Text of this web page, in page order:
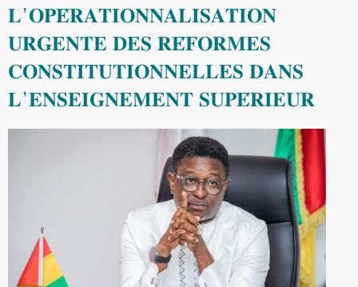
𝐋’𝐎𝐏𝐄́𝐑𝐀𝐓𝐈𝐎𝐍𝐍𝐀𝐋𝐈𝐒𝐀𝐓𝐈𝐎𝐍
𝐔𝐑𝐆𝐄𝐍𝐓𝐄 𝐃𝐄𝐒 𝐑𝐄́𝐅𝐎𝐑𝐌𝐄𝐒
𝐂𝐎𝐍𝐒𝐓𝐈𝐓𝐔𝐓𝐈𝐎𝐍𝐍𝐄𝐋𝐋𝐄𝐒 𝐃𝐀𝐍𝐒
𝐋’𝐄𝐍𝐒𝐄𝐈𝐆𝐍𝐄𝐌𝐄𝐍𝐓 𝐒𝐔𝐏𝐄́𝐑𝐈𝐄𝐔𝐑